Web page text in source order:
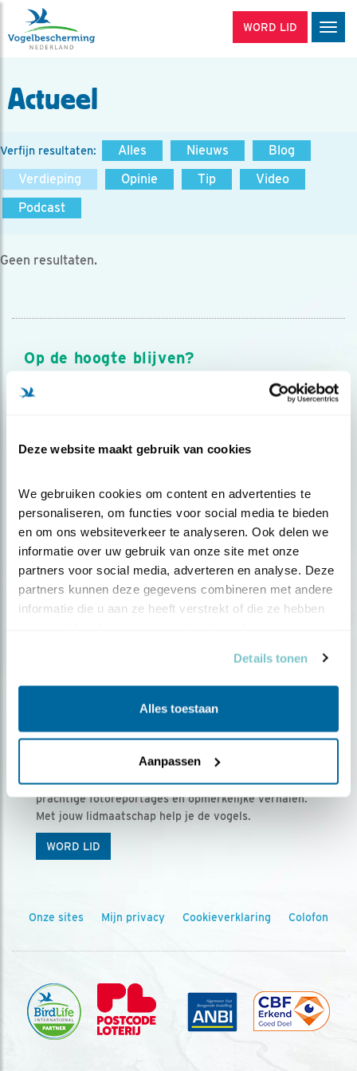
Deze website maakt gebruik van cookies
We gebruiken cookies om content en advertenties te
personaliseren, om functies voor social media te bieden
en om ons websiteverkeer te analyseren. Ook delen we
informatie over uw gebruik van onze site met onze
partners voor social media, adverteren en analyse. Deze
partners kunnen deze gegevens combineren met andere
informatie die u aan ze heeft verstrekt of die ze hebben
Details tonen
Alles toestaan
Aanpassen
WORD LID
Actueel
Verfijn resultaten: Alles Nieuws
Blog
Verdieping
Opinie Tip
Video
Podcast
Geen resultaten.
Op de hoogte blijven?
Meld je aan en ontvang nieuws, inspiratie, acties en tips
over vogels en activiteiten van Vogelbescherming.
Ontvang 5 x Vogels voor € 36,00 per jaar
Vogels is het tijdschrift voor onze leden, met
prachtige fotoreportages en opmerkelijke verhalen.
Met jouw lidmaatschap help je de vogels.
WORD LID
Onze sites Mijn privacy Cookieverklaring Colofon